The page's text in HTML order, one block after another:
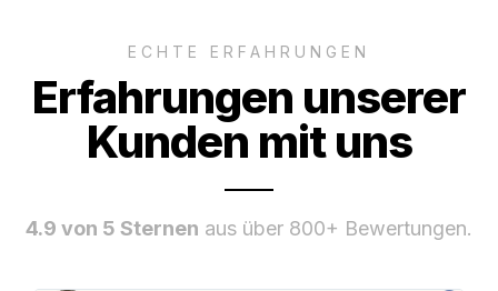
ECHTE ERFAHRUNGEN
Erfahrungen unserer
Kunden mit uns
4.9 von 5 Sternen aus über 800+ Bewertungen.